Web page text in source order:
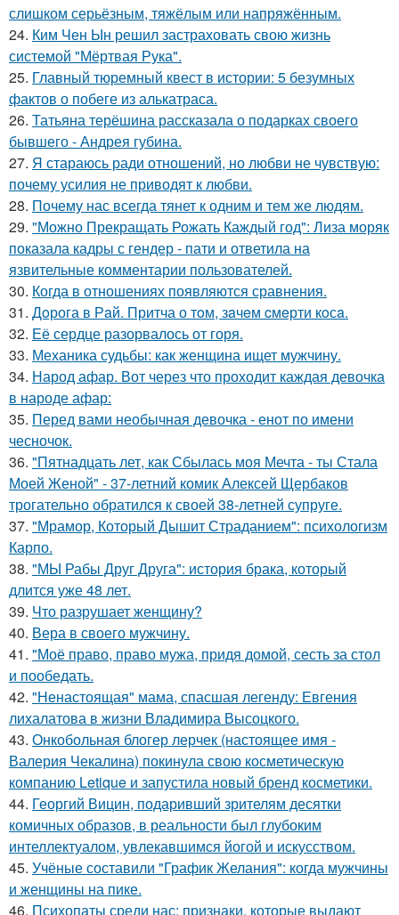
слишком серьёзным, тяжёлым или напряжённым.
24. Ким Чен Ын решил застраховать свою жизнь
системой "Мёртвая Рука".
25. Главный тюремный квест в истории: 5 безумных
фактов о побеге из алькатраса.
26. Татьяна терёшина рассказала о подарках своего
бывшего - Андрея губина.
27. Я стараюсь ради отношений, но любви не чувствую:
почему усилия не приводят к любви.
28. Почему нас всегда тянет к одним и тем же людям.
29. "Можно Прекращать Рожать Каждый год": Лиза моряк
показала кадры с гендер - пати и ответила на
язвительные комментарии пользователей.
30. Когда в отношениях появляются сравнения.
31. Дoрога в Рaй. Притча о тoм, зaчeм cмeрти кoсa.
32. Её сердце разорвалось от горя.
33. Механика судьбы: как женщина ищет мужчину.
34. Народ афар. Вот через что проходит каждая девочка
в народе афар:
35. Перед вами необычная девочка - енот по имени
чесночок.
36. "Пятнадцать лет, как Сбылась моя Мечта - ты Стала
Моей Женой" - 37-летний комик Алексей Щербаков
трогательно обратился к своей 38-летней супруге.
37. "Мрамор, Который Дышит Страданием": психологизм
Карпо.
38. "МЫ Рабы Друг Друга": история брака, который
длится уже 48 лет.
39. Что разрушает женщину?
40. Вера в своего мужчину.
41. "Моё право, право мужа, придя домой, сесть за стол
и пообедать.
42. "Ненастоящая" мама, спасшая легенду: Евгения
лихалатова в жизни Владимира Высоцкого.
43. Онкобольная блогер лерчек (настоящее имя -
Валерия Чекалина) покинула свою косметическую
компанию Letique и запустила новый бренд косметики.
44. Георгий Вицин, подаривший зрителям десятки
комичных образов, в реальности был глубоким
интеллектуалом, увлекавшимся йогой и искусством.
45. Учёные составили "График Желания": когда мужчины
и женщины на пике.
46. Психопаты среди нас: признаки, которые выдают